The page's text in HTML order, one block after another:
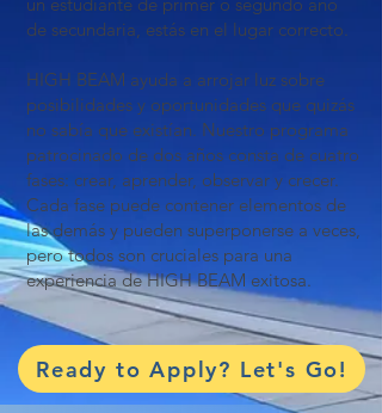
de secundaria, estás en el lugar correcto.
HIGH BEAM ayuda a arrojar luz sobre
posibilidades y oportunidades que quizás
no sabía que existían. Nuestro programa
patrocinado de dos años consta de cuatro
fases: crear, aprender, observar y crecer.
Cada fase puede contener elementos de
las demás y pueden superponerse a veces,
pero todos son cruciales para una
experiencia de HIGH BEAM exitosa.
Ready to Apply? Let's Go!